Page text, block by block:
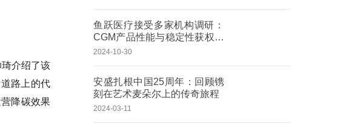
介绍了该
路上的代
降碳效果
鱼跃医疗接受多家机构调研：
CGM产品性能与稳定性获权威
认可
2024-10-30
安盛扎根中国25周年：回顾镌
刻在艺术麦朵尔上的传奇旅程
2024-03-11